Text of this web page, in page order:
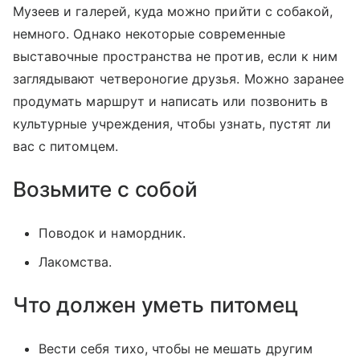
Музеев и галерей, куда можно прийти с собакой,
немного. Однако некоторые современные
выставочные пространства не против, если к ним
заглядывают четвероногие друзья. Можно заранее
продумать маршрут и написать или позвонить в
культурные учреждения, чтобы узнать, пустят ли
вас с питомцем.
Возьмите с собой
Поводок и намордник.
Лакомства.
Что должен уметь питомец
Вести себя тихо, чтобы не мешать другим